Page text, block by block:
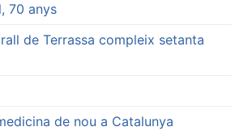
70 anys
de Terrassa compleix setanta
de nou a Catalunya